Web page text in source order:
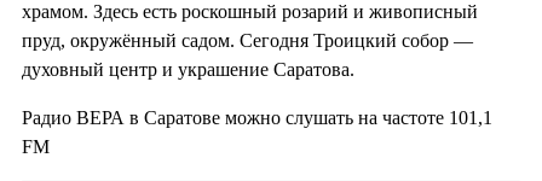
храмом. Здесь есть роскошный розарий и живописный
пруд, окружённый садом. Сегодня Троицкий собор —
духовный центр и украшение Саратова.
Радио ВЕРА в Саратове можно слушать на частоте 101,1
FM